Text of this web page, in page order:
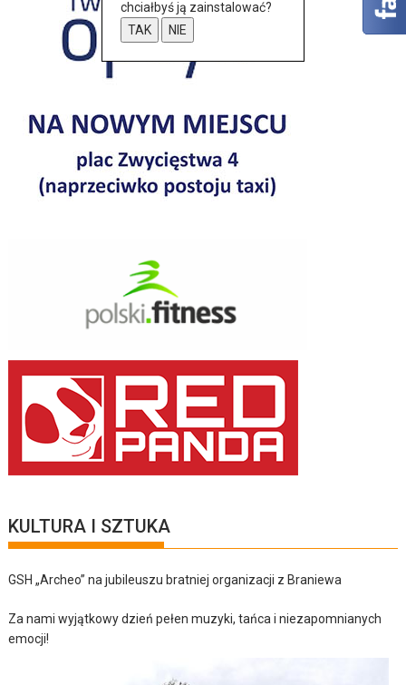
KULTURA I SZTUKA
GSH „Archeo” na jubileuszu bratniej organizacji z Braniewa
Za nami wyjątkowy dzień pełen muzyki, tańca i niezapomnianych
emocji!
chciałbyś ją zainstalować?
TAK
NIE